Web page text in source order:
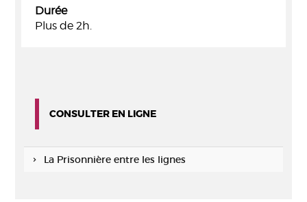
Durée
Plus de 2h.
CONSULTER EN LIGNE
La Prisonnière entre les lignes